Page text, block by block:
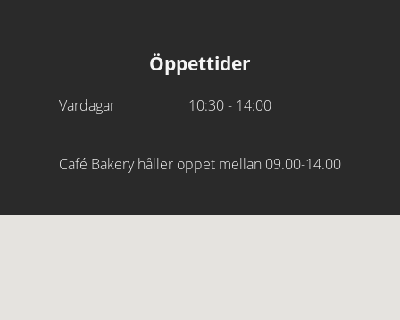
Öppettider
Vardagar 10:30 - 14:00
Café Bakery håller öppet mellan 09.00-14.00